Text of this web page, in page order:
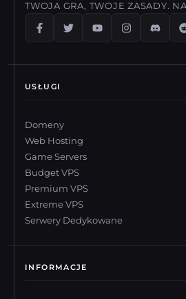
TWOJA GRA, TWOJE ZASADY.
USŁUGI
Domeny
Web Hosting
Game Servers
Budget VPS
Premium VPS
Extreme VPS
Serwery Dedykowane
INFORMACJE